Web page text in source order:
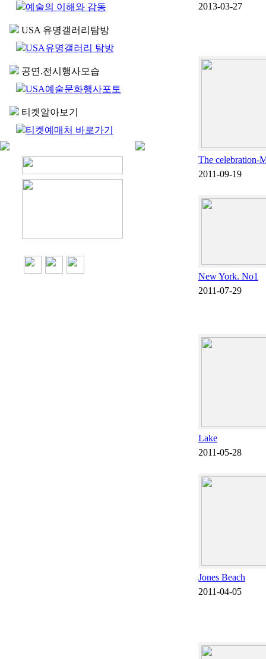
예술의 이해와 감동
USA 유명갤러리탐방
USA유명갤러리 탐방
공연.전시행사모습
USA예술문화행사포토
티켓알아보기
티켓예매처 바로가기
2013-03-27
The celebration-
2011-09-19
New York. No1
2011-07-29
Lake
2011-05-28
Jones Beach
2011-04-05